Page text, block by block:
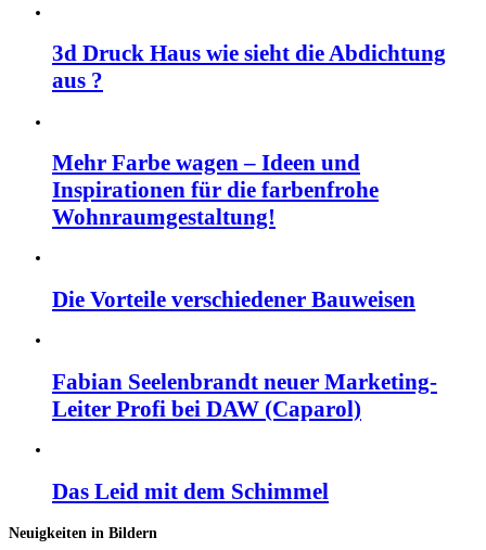
3d Druck Haus wie sieht die Abdichtung
aus ?
Mehr Farbe wagen – Ideen und
Inspirationen für die farbenfrohe
Wohnraumgestaltung!
Die Vorteile verschiedener Bauweisen
Fabian Seelenbrandt neuer Marketing-
Leiter Profi bei DAW (Caparol)
Das Leid mit dem Schimmel
Neuigkeiten in Bildern